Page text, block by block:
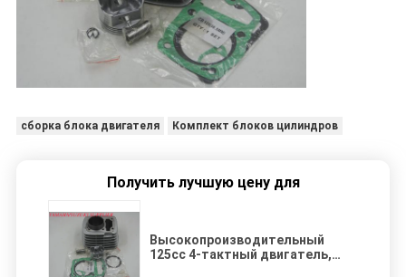
сборка блока двигателя Комплект блоков цилиндров
Получить лучшую цену для
Высокопроизводительный
125cc 4-тактный двигатель,